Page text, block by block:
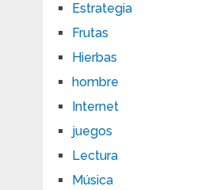
Estrategia
Frutas
Hierbas
hombre
Internet
juegos
Lectura
Música